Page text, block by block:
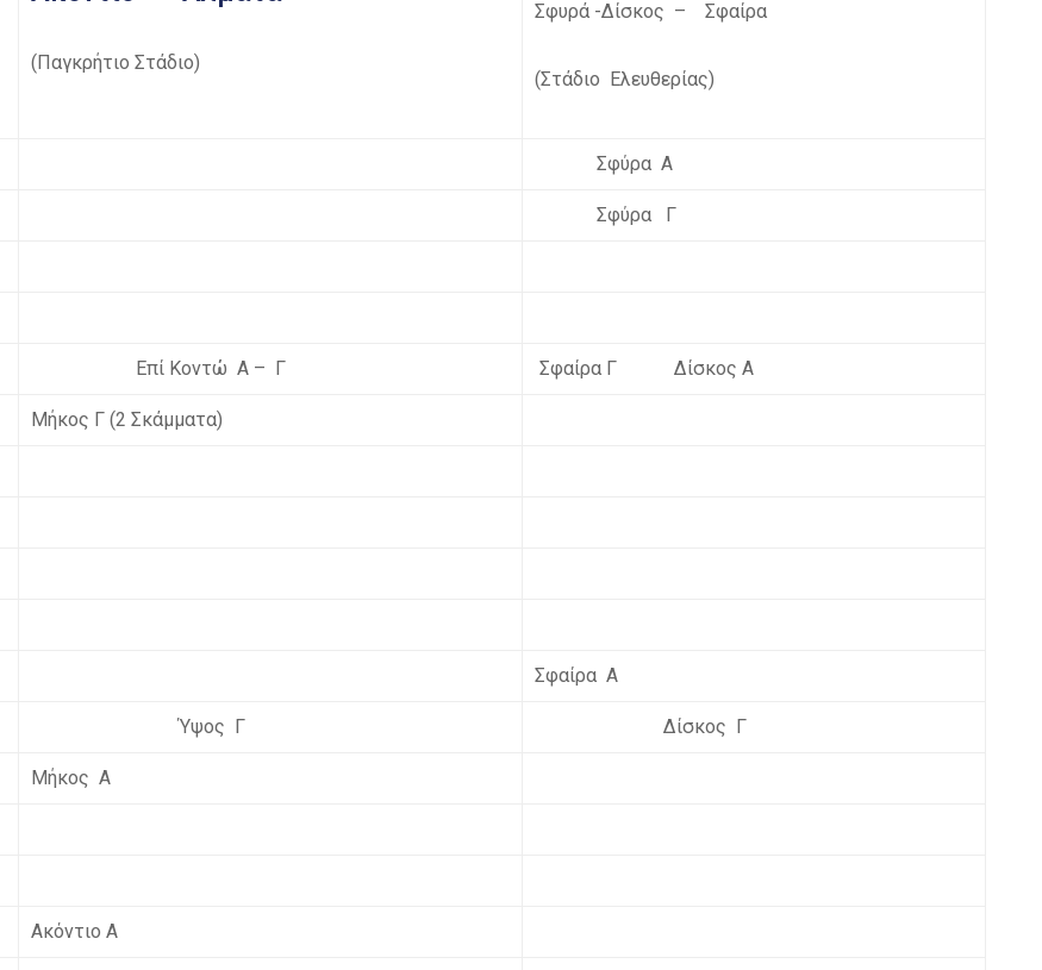
(Παγκρήτιο Στάδιο)
Σφυρά -Δίσκος – Σφαίρα
(Στάδιο Ελευθερίας)
Σφύρα Α
Σφύρα Γ
Επί Κοντώ Α – Γ Σφαίρα Γ Δίσκος Α
Μήκος Γ (2 Σκάμματα)
Σφαίρα Α
Ύψος Γ Δίσκος Γ
Μήκος Α
Ακόντιο Α